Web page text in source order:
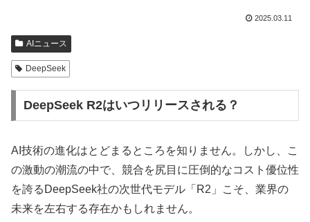
2025.03.11
AIニュース
DeepSeek
DeepSeek R2はいつリリースされる？
AI技術の進化はとどまるところを知りません。しかし、こ
の激動の潮流の中で、競合を尻目に圧倒的なコスト優位性
を誇るDeepSeek社の次世代モデル「R2」こそ、業界の
未来を左右する存在かもしれません。